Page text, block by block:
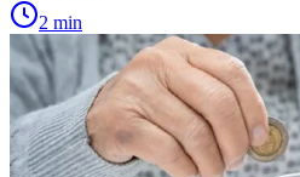
2 min